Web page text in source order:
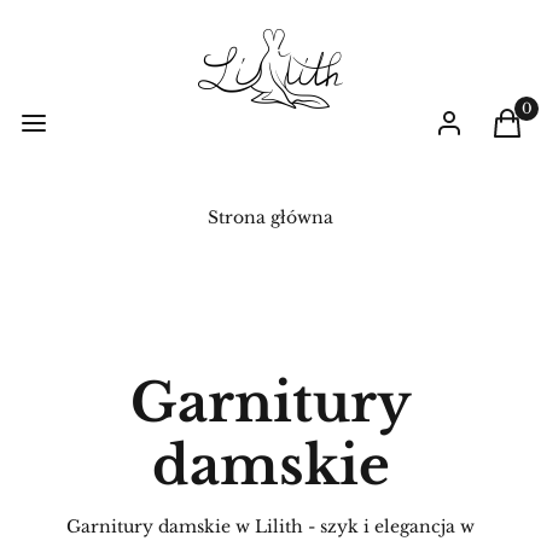
Menu Zaloguj się
Strona główna
Garnitury
damskie
Garnitury damskie w Lilith - szyk i elegancja w